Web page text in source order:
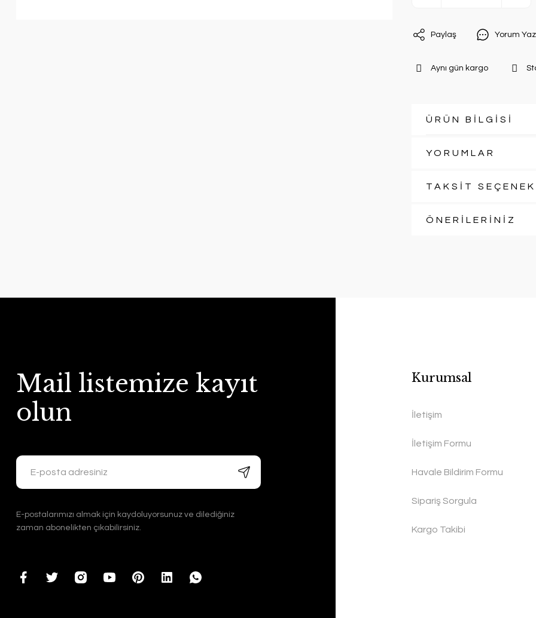
Paylaş Yorum Yaz
Aynı gün kargo
ÜRÜN BİLGİSİ
YORUMLAR
TAKSİT
ÖNERİLERİNİZ
Mail listemize kayıt
olun
E-postalarımızı almak için kaydoluyorsunuz ve dilediğiniz
zaman abonelikten çıkabilirsiniz.
Kurumsal
İletişim
İletişim Formu
Havale Bildirim Formu
Sipariş Sorgula
Kargo Takibi